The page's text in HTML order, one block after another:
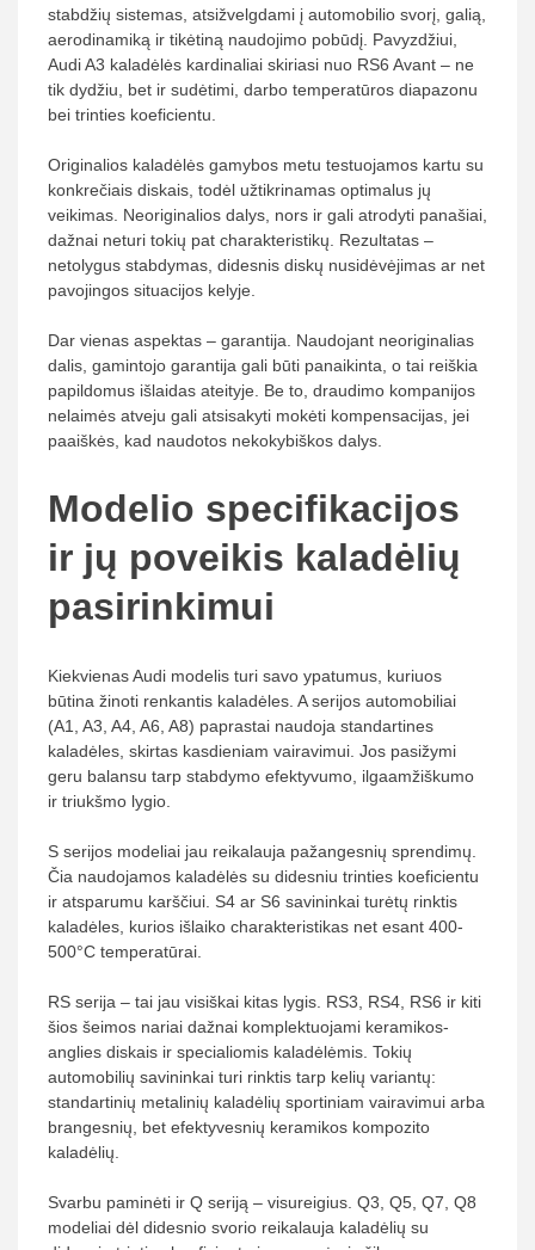
stabdžių sistemas, atsižvelgdami į automobilio svorį, galią,
aerodinamiką ir tikėtiną naudojimo pobūdį. Pavyzdžiui,
Audi A3 kaladėlės kardinaliai skiriasi nuo RS6 Avant – ne
tik dydžiu, bet ir sudėtimi, darbo temperatūros diapazonu
bei trinties koeficientu.
Originalios kaladėlės gamybos metu testuojamos kartu su
konkrečiais diskais, todėl užtikrinamas optimalus jų
veikimas. Neoriginalios dalys, nors ir gali atrodyti panašiai,
dažnai neturi tokių pat charakteristikų. Rezultatas –
netolygus stabdymas, didesnis diskų nusidėvėjimas ar net
pavojingos situacijos kelyje.
Dar vienas aspektas – garantija. Naudojant neoriginalias
dalis, gamintojo garantija gali būti panaikinta, o tai reiškia
papildomus išlaidas ateityje. Be to, draudimo kompanijos
nelaimės atveju gali atsisakyti mokėti kompensacijas, jei
paaiškės, kad naudotos nekokybiškos dalys.
Modelio specifikacijos
ir jų poveikis kaladėlių
pasirinkimui
Kiekvienas Audi modelis turi savo ypatumus, kuriuos
būtina žinoti renkantis kaladėles. A serijos automobiliai
(A1, A3, A4, A6, A8) paprastai naudoja standartines
kaladėles, skirtas kasdieniam vairavimui. Jos pasižymi
geru balansu tarp stabdymo efektyvumo, ilgaamžiškumo
ir triukšmo lygio.
S serijos modeliai jau reikalauja pažangesnių sprendimų.
Čia naudojamos kaladėlės su didesniu trinties koeficientu
ir atsparumu karščiui. S4 ar S6 savininkai turėtų rinktis
kaladėles, kurios išlaiko charakteristikas net esant 400-
500°C temperatūrai.
RS serija – tai jau visiškai kitas lygis. RS3, RS4, RS6 ir kiti
šios šeimos nariai dažnai komplektuojami keramikos-
anglies diskais ir specialiomis kaladėlėmis. Tokių
automobilių savininkai turi rinktis tarp kelių variantų:
standartinių metalinių kaladėlių sportiniam vairavimui arba
brangesnių, bet efektyvesnių keramikos kompozito
kaladėlių.
Svarbu paminėti ir Q seriją – visureigius. Q3, Q5, Q7, Q8
modeliai dėl didesnio svorio reikalauja kaladėlių su